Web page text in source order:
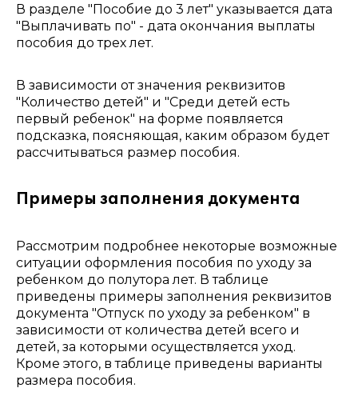
В разделе "Пособие до 3 лет" указывается дата
"Выплачивать по" - дата окончания выплаты
пособия до трех лет.
В зависимости от значения реквизитов
"Количество детей" и "Среди детей есть
первый ребенок" на форме появляется
подсказка, поясняющая, каким образом будет
рассчитываться размер пособия.
Примеры заполнения документа
Рассмотрим подробнее некоторые возможные
ситуации оформления пособия по уходу за
ребенком до полутора лет. В таблице
приведены примеры заполнения реквизитов
документа "Отпуск по уходу за ребенком" в
зависимости от количества детей всего и
детей, за которыми осуществляется уход.
Кроме этого, в таблице приведены варианты
размера пособия.